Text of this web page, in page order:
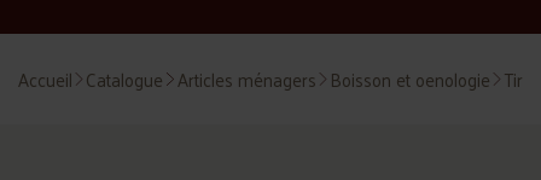
Accueil Catalogue Articles ménagers Boisson et oenologie